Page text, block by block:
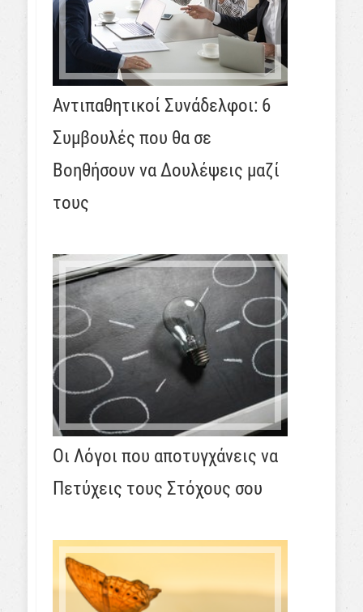
Αντιπαθητικοί Συνάδελφοι: 6
Συμβουλές που θα σε
Βοηθήσουν να Δουλέψεις μαζί
τους
Οι Λόγοι που αποτυγχάνεις να
Πετύχεις τους Στόχους σου